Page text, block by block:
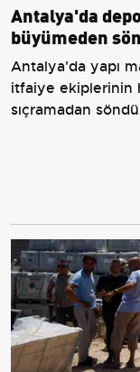
Antalya'da
büyümeden
Antalya'da yapı
itfaiye ekiplerinin
sıçramadan